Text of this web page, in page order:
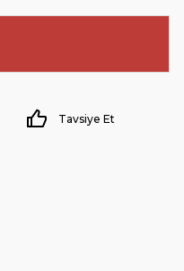
Tavsiye Et